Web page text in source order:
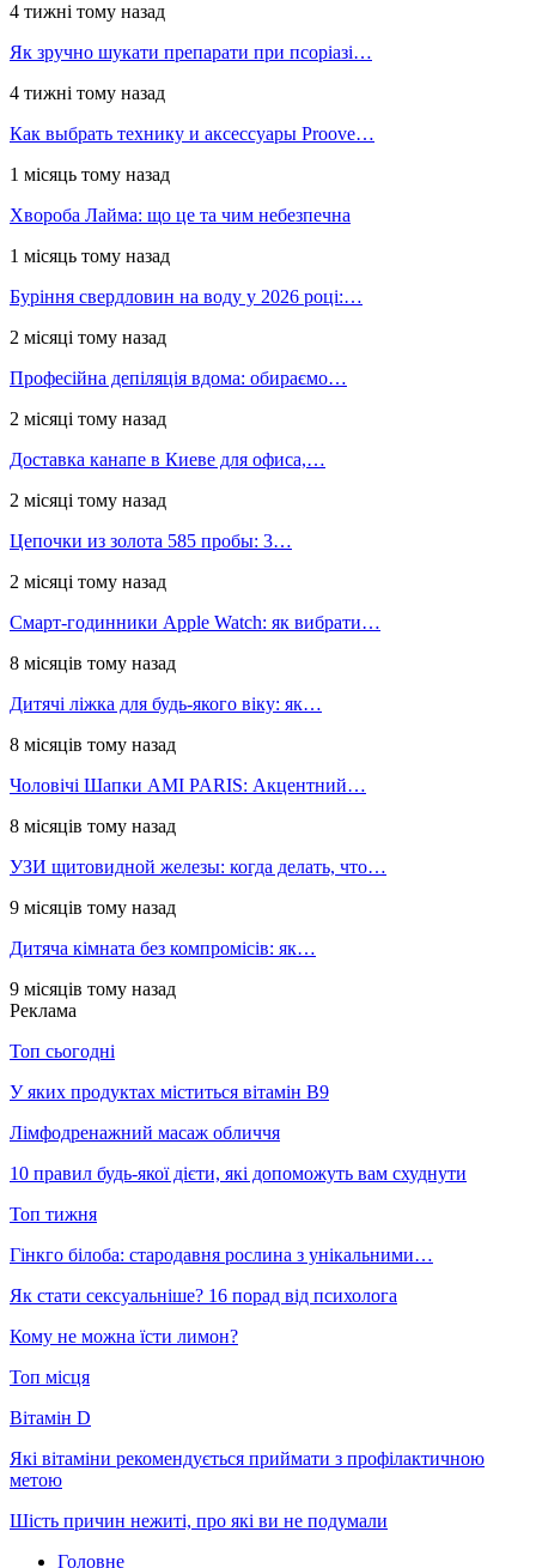
4 тижні тому назад
Як зручно шукати препарати при псоріазі…
4 тижні тому назад
Как выбрать технику и аксессуары Proove…
1 місяць тому назад
Хвороба Лайма: що це та чим небезпечна
1 місяць тому назад
Буріння свердловин на воду у 2026 році:…
2 місяці тому назад
Професійна депіляція вдома: обираємо…
2 місяці тому назад
Доставка канапе в Киеве для офиса,…
2 місяці тому назад
Цепочки из золота 585 пробы: 3…
2 місяці тому назад
Смарт-годинники Apple Watch: як вибрати…
8 місяців тому назад
Дитячі ліжка для будь-якого віку: як…
8 місяців тому назад
Чоловічі Шапки AMI PARIS: Акцентний…
8 місяців тому назад
УЗИ щитовидной железы: когда делать, что…
9 місяців тому назад
Дитяча кімната без компромісів: як…
9 місяців тому назад
Реклама
Топ сьогодні
У яких продуктах міститься вітамін В9
Лімфодренажний масаж обличчя
10 правил будь-якої дієти, які допоможуть вам схуднути
Топ тижня
Гінкго білоба: стародавня рослина з унікальними…
Як стати сексуальніше? 16 порад від психолога
Кому не можна їсти лимон?
Топ місця
Вітамін D
Які вітаміни рекомендується приймати з профілактичною
метою
Шість причин нежиті, про які ви не подумали
Головне